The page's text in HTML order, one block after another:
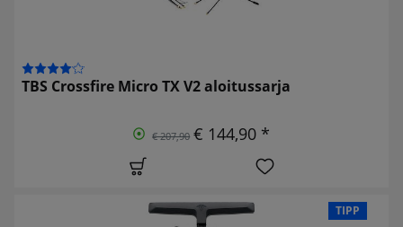
TBS Crossfire Micro TX V2 aloitussarja
€ 207,90 € 144,90 *
TIPP